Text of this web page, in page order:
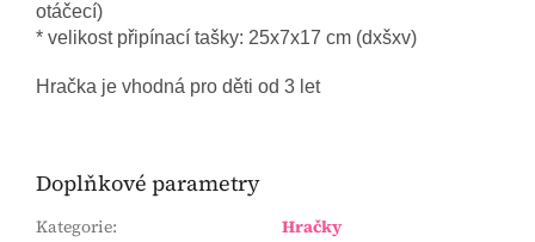
otáčecí)
* velikost připínací tašky: 25x7x17 cm (dxšxv)
Hračka je vhodná pro děti od 3 let
Doplňkové parametry
Kategorie:
Hračky